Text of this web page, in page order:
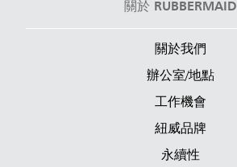
關於 RUBBERMAID
關於我們
辦公室/地點
工作機會
紐威品牌
永續性